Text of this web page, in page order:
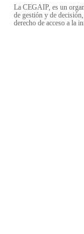
La CEGAIP, es un
de gestión y de
derecho de acceso a la